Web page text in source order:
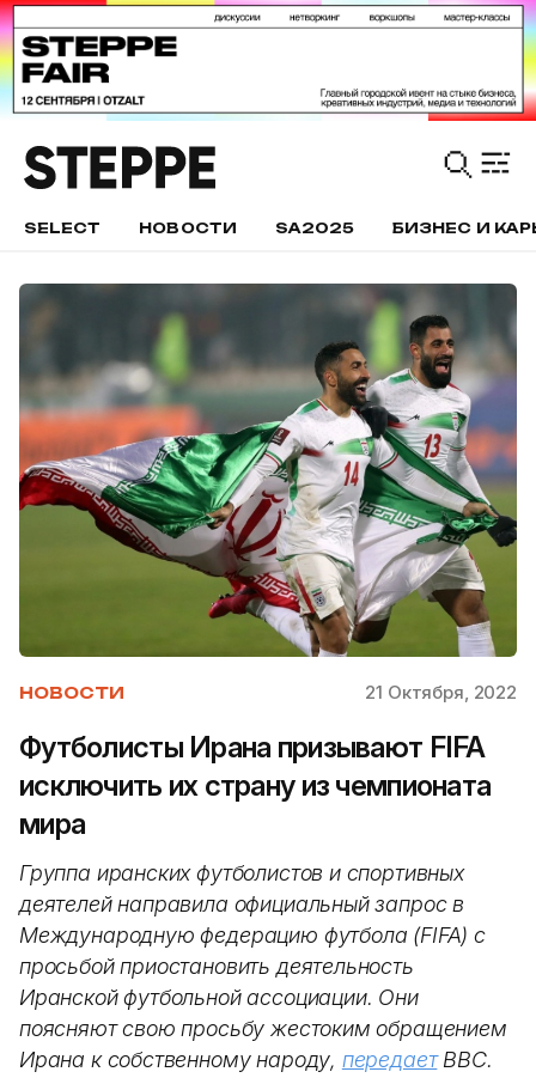
SELECT НОВОСТИ SA2025 БИЗНЕС И
НОВОСТИ 21 Октября, 2022
Футболисты Ирана призывают FIFA
исключить их страну из чемпионата
мира
Группа иранских футболистов и спортивных
деятелей направила официальный запрос в
Международную федерацию футбола (FIFA) с
просьбой приостановить деятельность
Иранской футбольной ассоциации. Они
поясняют свою просьбу жестоким обращением
Ирана к собственному народу, передаетBBC.